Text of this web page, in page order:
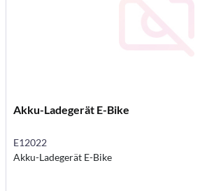
Akku-Ladegerät E-Bike
E12022
Akku-Ladegerät E-Bike